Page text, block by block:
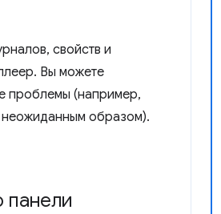
свойств и
Вы можете
проблемы (например,
неожиданным образом).
панели